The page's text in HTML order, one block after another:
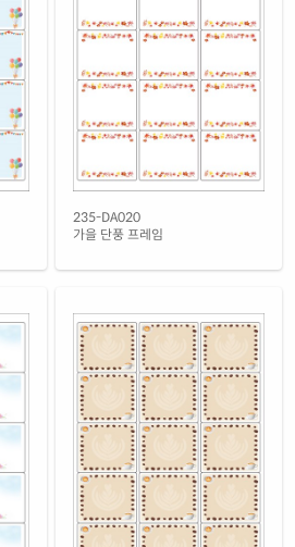
미 잉크젯
잉크젯 전용
재질 설명
레이저 전용
재질 설명
레이저 전용
방수 레이저
레이저 전용
미 레이저
레이저 전용
재질 설명
레이저
레이저 전용
재질 설명
이저
레이저 전용
재질 설명
235-DA020
가을 단풍 프레임